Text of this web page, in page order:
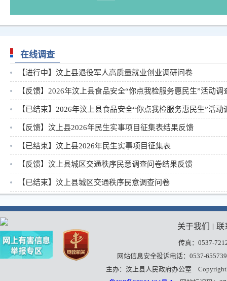
在线调查
【进行中】汶上县退役军人高质量就业创业调研问卷
【反馈】汶上县2026年民生实事项目征集表结果反馈
【已结束】汶上县2026年民生实事项目征集表
【反馈】汶上县城区交通秩序民意调查问卷结果反馈
【已结束】汶上县城区交通秩序民意调查问卷
关于我们 联
传真：0537-
网站信息安全投诉电话：0537-
主办：汶上县人民政府办公室